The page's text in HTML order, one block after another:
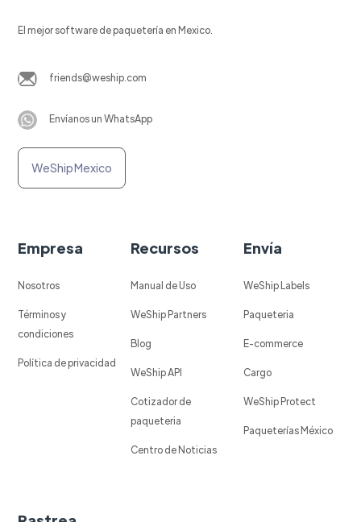
El mejor software de paquetería en Mexico.
friends@weship.com
Envíanos un WhatsApp
WeShip Mexico
Empresa
Nosotros
Términos y
condiciones
Política de privacidad
Recursos
Manual de Uso
WeShip Partners
Blog
WeShip API
Cotizador de
paqueteria
Centro de Noticias
Envía
WeShip Labels
Paqueteria
E-commerce
Cargo
WeShip Protect
Paqueterías México